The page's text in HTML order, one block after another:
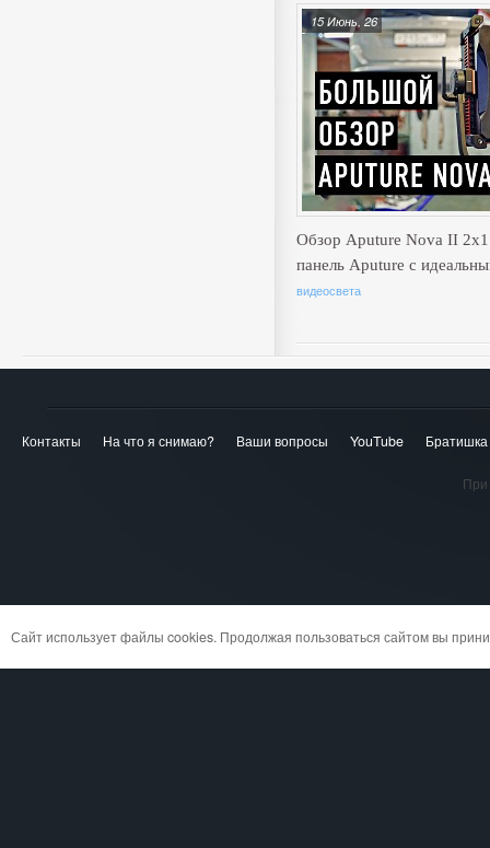
Обзор Aputure Nova II
панель Aputure с
видеосвета
15 Июнь, 26
Контакты На что я снимаю? Ваши вопросы YouTube
При
Сайт использует файлы cookies. Продолжая пользоваться сайтом вы